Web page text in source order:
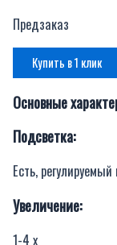
Предзаказ
Купить в 1 клик
Основные
Подсветка:
Есть,
Увеличение:
1-4 x